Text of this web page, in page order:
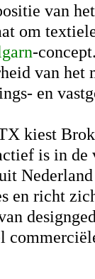
van
om
-
van het
en
kiest
is in de
en richt